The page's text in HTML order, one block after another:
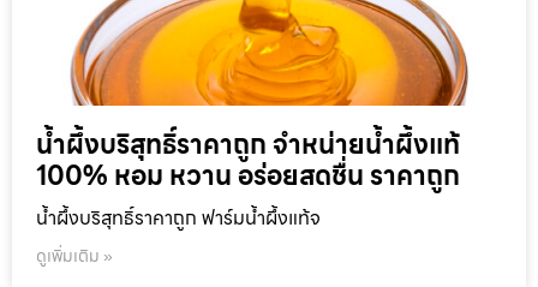
น้ำผึ้งบริสุทธิ์ราคาถูก จำหน่ายน้ำผึ้งแท้
100% หอม หวาน อร่อยสดชื่น ราคาถูก
น้ำผึ้งบริสุทธิ์ราคาถูก ฟาร์มน้ำผึ้งแท้จ
ดูเพิ่มเติม »